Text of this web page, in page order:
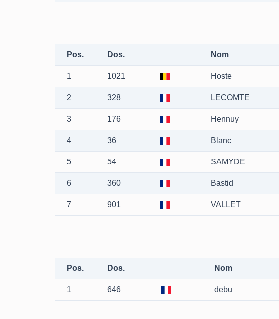
Pos. Dos. Nom
1 1021 Hoste
2 328 LECOMTE
3 176 Hennuy
4 36 Blanc
5 54 SAMYDE
6 360 Bastid
7 901 VALLET
Pos. Dos. Nom
1 646 debu